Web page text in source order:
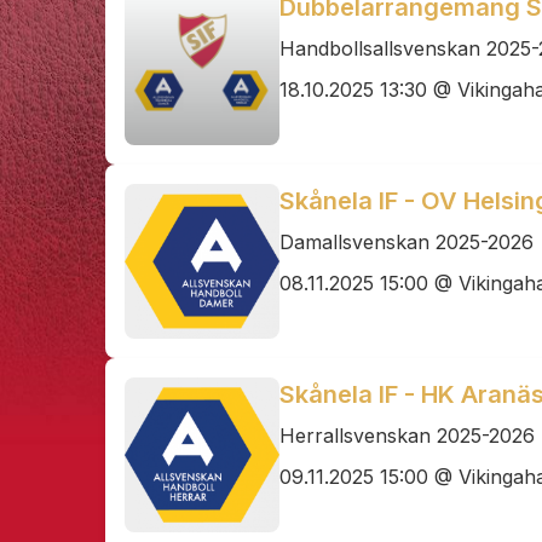
Dubbelarrangemang
Handbollsallsvenskan
18.10.2025 13:30 @
Skånela IF - OV
Damallsvenskan 2025-2026
08.11.2025 15:00 @
Skånela IF - HK
Herrallsvenskan 2025-2026
09.11.2025 15:00 @